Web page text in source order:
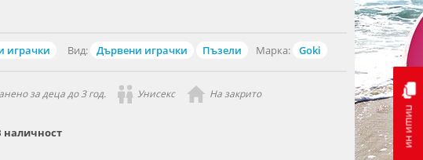
пиши ни
играчки Вид: Дървени играчки Пъзели Марка: Goki
за деца до 3 год. Унисекс На закрито
наличност